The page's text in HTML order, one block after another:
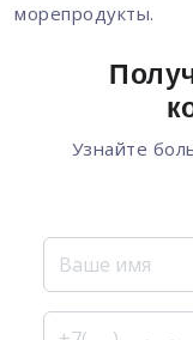
морепродукты.
Узнайте